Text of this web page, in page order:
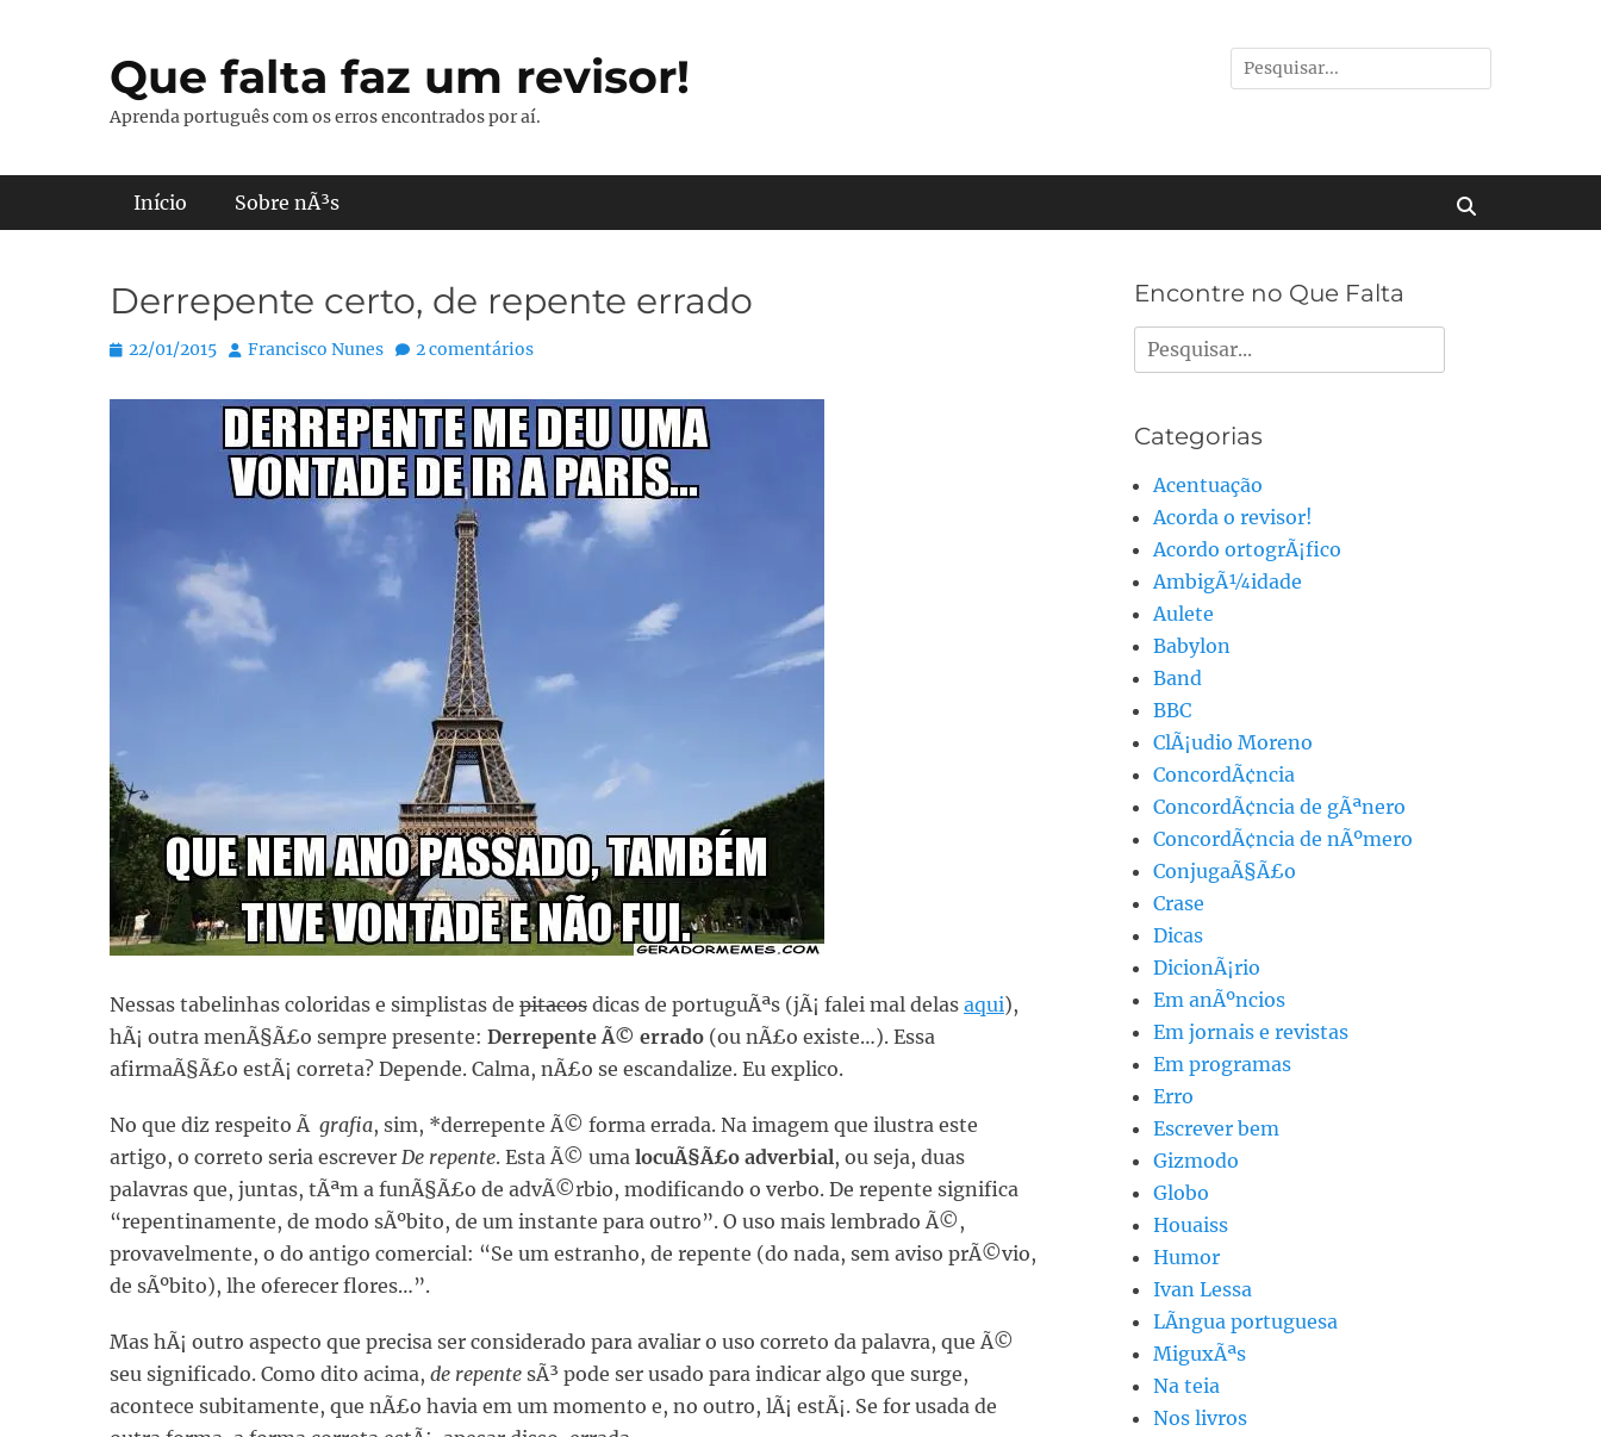
Que falta faz um revisor!
Aprenda português com os erros encontrados por aí.
Pesquisar
por:
Menu principal
Início Sobre nÃ³s
Derrepente certo, de repente errado
Posted
22/01/2015 Autor:
Francisco Nunes 2 comentários
Nessas tabelinhas coloridas e simplistas de pitacos dicas de portuguÃªs (jÃ¡ falei mal delas aqui),
hÃ¡ outra menÃ§Ã£o sempre presente: Derrepente Ã© errado (ou nÃ£o existe…). Essa
afirmaÃ§Ã£o estÃ¡ correta? Depende. Calma, nÃ£o se escandalize. Eu explico.
No que diz respeito Ã grafia, sim, *derrepente Ã© forma errada. Na imagem que ilustra este
artigo, o correto seria escrever De repente. Esta Ã© uma locuÃ§Ã£o adverbial, ou seja, duas
palavras que, juntas, tÃªm a funÃ§Ã£o de advÃ©rbio, modificando o verbo. De repente significa
“repentinamente, de modo sÃºbito, de um instante para outro”. O uso mais lembrado Ã©,
provavelmente, o do antigo comercial: “Se um estranho, de repente (do nada, sem aviso prÃ©vio,
de sÃºbito), lhe oferecer flores…”.
Mas hÃ¡ outro aspecto que precisa ser considerado para avaliar o uso correto da palavra, que Ã©
seu significado. Como dito acima, de repente sÃ³ pode ser usado para indicar algo que surge,
acontece subitamente, que nÃ£o havia em um momento e, no outro, lÃ¡ estÃ¡. Se for usada de
Encontre no Que Falta
Pesquisar
por:
Categorias
Acentuação
Acorda o revisor!
Acordo ortogrÃ¡fico
AmbigÃ¼idade
Aulete
Babylon
Band
BBC
ClÃ¡udio Moreno
ConcordÃ¢ncia
ConcordÃ¢ncia de gÃªnero
ConcordÃ¢ncia de nÃºmero
ConjugaÃ§Ã£o
Crase
Dicas
DicionÃ¡rio
Em anÃºncios
Em jornais e revistas
Em programas
Erro
Escrever bem
Gizmodo
Globo
Houaiss
Humor
Ivan Lessa
LÃ­ngua portuguesa
MiguxÃªs
Na teia
Nos livros